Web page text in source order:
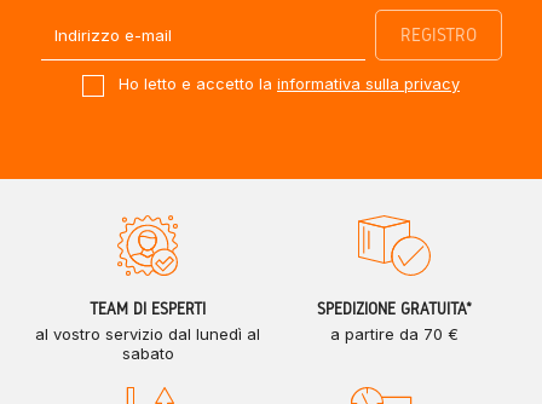
Ho letto e accetto la informativa sulla privacy
TEAM DI ESPERTI
al vostro servizio dal lunedì al
sabato
SPEDIZIONE GRATUITA*
a partire da 70 €